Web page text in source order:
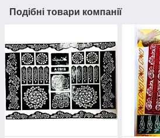
Подібні товари компанії